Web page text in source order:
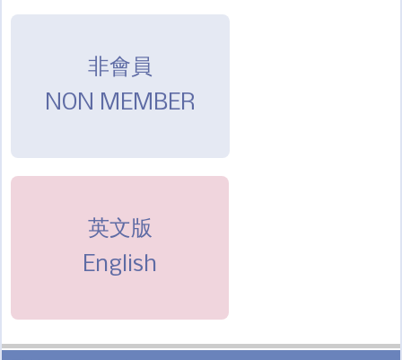
非會員
NON MEMBER
英文版
English